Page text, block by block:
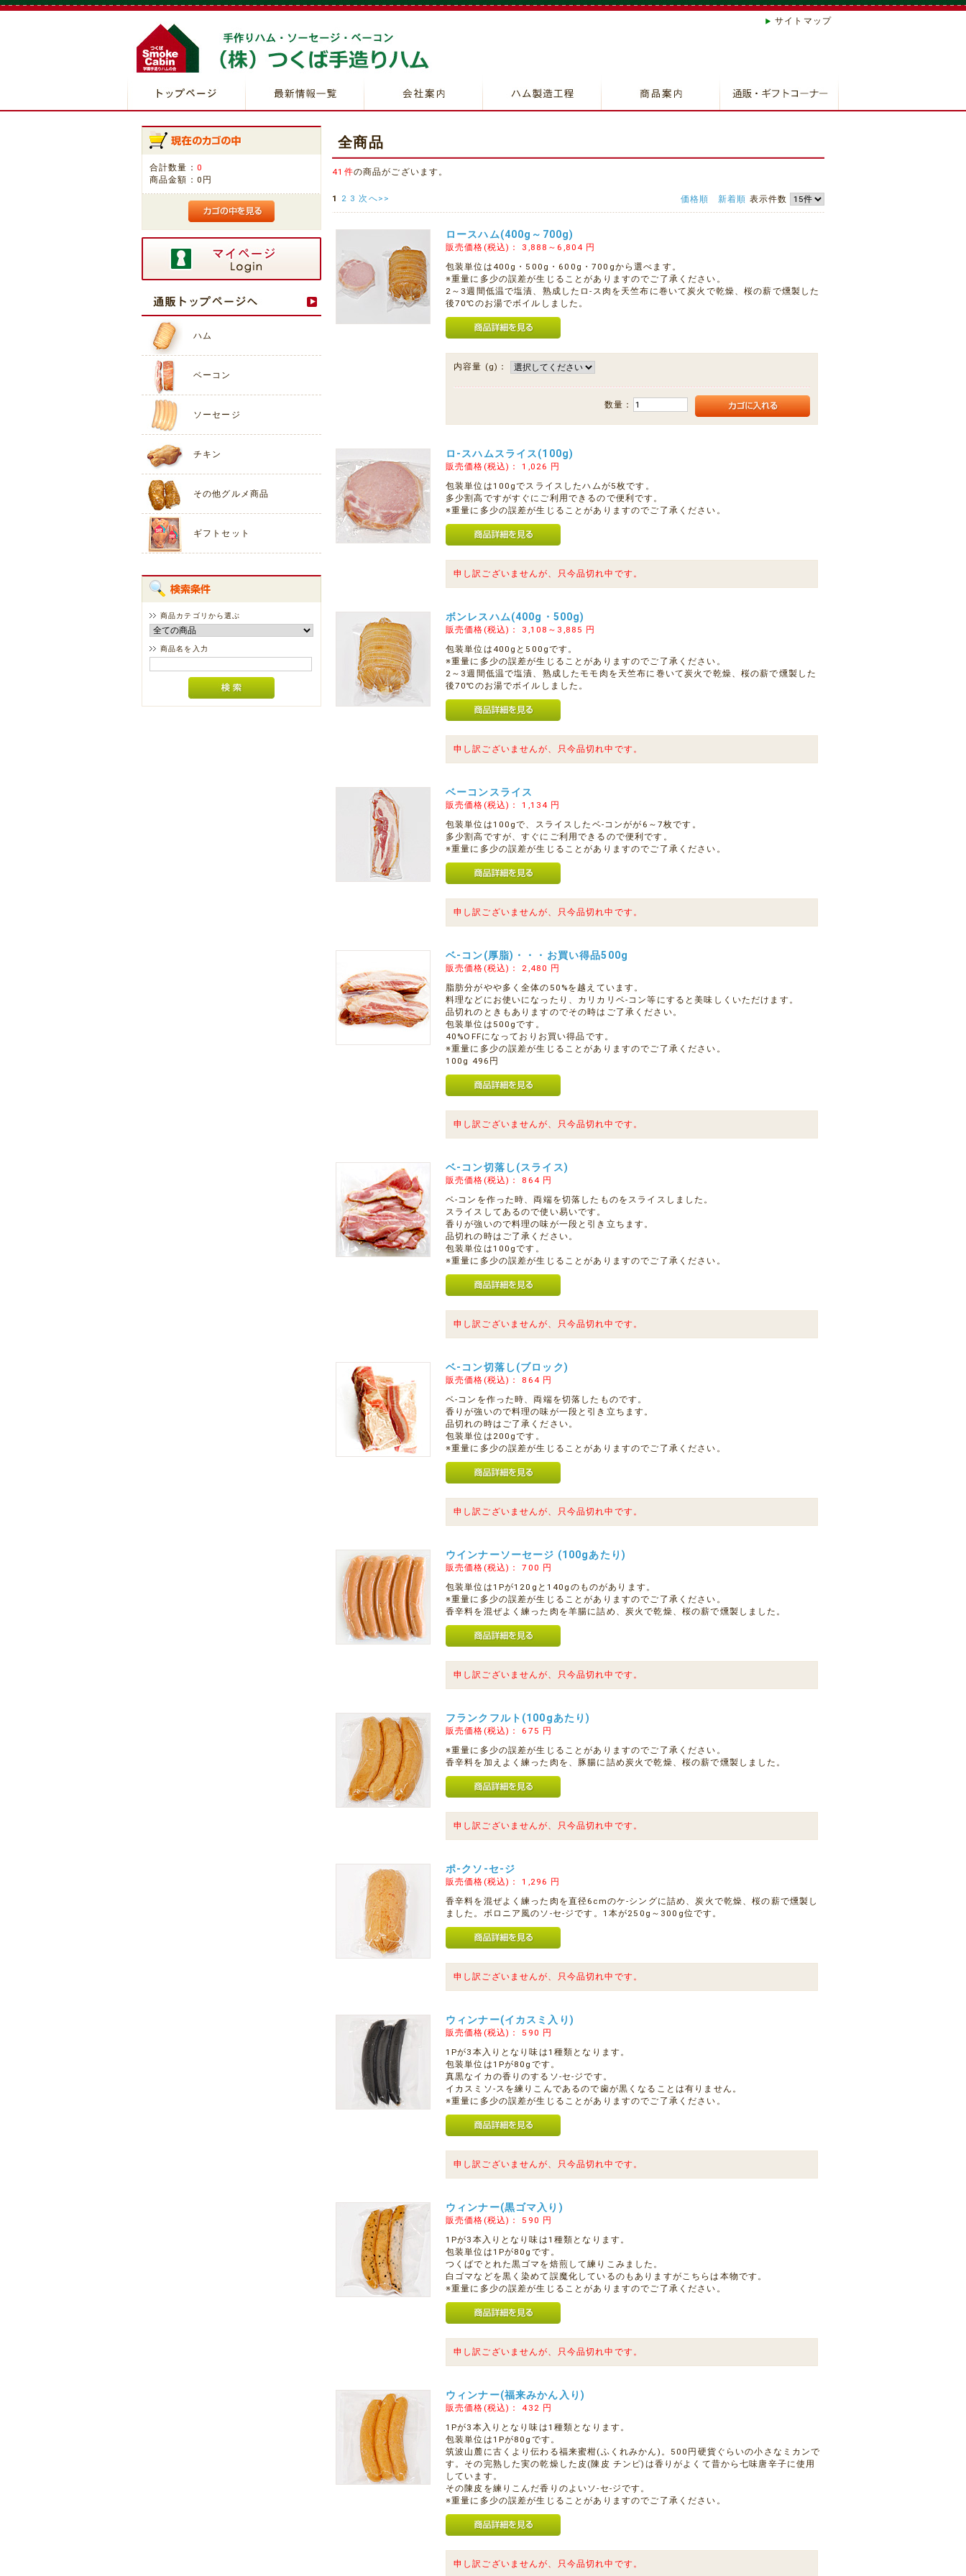
サイトマップ
合計数量： 0
商品金額： 0円
ハム
ベーコン
ソーセージ
チキン
その他グルメ商品
ギフトセット
商品カテゴリから選ぶ
商品名を入力
全商品
41件の商品がございます。
価格順 新着順 表示件数
1 2 3 次へ>>
ロースハム(400g～700g)
販売価格(税込)： 3,888～6,804 円
包装単位は400g・500g・600g・700gから選べます。
※重量に多少の誤差が生じることがありますのでご了承ください。
2～3週間低温で塩漬、熟成したロ-ス肉を天竺布に巻いて炭火で乾燥、桜の薪で燻製した
後70℃のお湯でボイルしました。
内容量 (g)：
数量：
ロ-スハムスライス(100g)
販売価格(税込)：1,026 円
包装単位は100gでスライスしたハムが5枚です。
多少割高ですがすぐにご利用できるので便利です。
※重量に多少の誤差が生じることがありますのでご了承ください。
申し訳ございませんが、只今品切れ中です。
ボンレスハム(400g・500g)
販売価格(税込)： 3,108～3,885 円
包装単位は400gと500gです。
※重量に多少の誤差が生じることがありますのでご了承ください。
2～3週間低温で塩漬、熟成したモモ肉を天竺布に巻いて炭火で乾燥、桜の薪で燻製した
後70℃のお湯でボイルしました。
申し訳ございませんが、只今品切れ中です。
ベーコンスライス
販売価格(税込)：1,134 円
包装単位は100gで、スライスしたベ-コンがが6～7枚です。
多少割高ですが、すぐにご利用できるので便利です。
※重量に多少の誤差が生じることがありますのでご了承ください。
申し訳ございませんが、只今品切れ中です。
ベ-コン(厚脂)・・・お買い得品500g
販売価格(税込)： 2,480 円
脂肪分がやや多く全体の50%を越えています。
料理などにお使いになったり、カリカリベ-コン等にすると美味しくいただけます。
品切れのときもありますのでその時はご了承ください。
包装単位は500gです。
40%OFFになっておりお買い得品です。
※重量に多少の誤差が生じることがありますのでご了承ください。
100g 496円
申し訳ございませんが、只今品切れ中です。
ベ-コン切落し(スライス)
販売価格(税込)： 864 円
ベ-コンを作った時、両端を切落したものをスライスしました。
スライスしてあるので使い易いです。
香りが強いので料理の味が一段と引き立ちます。
品切れの時はご了承ください。
包装単位は100gです。
※重量に多少の誤差が生じることがありますのでご了承ください。
申し訳ございませんが、只今品切れ中です。
ベ-コン切落し(ブロック)
販売価格(税込)： 864 円
ベ-コンを作った時、両端を切落したものです。
香りが強いので料理の味が一段と引き立ちます。
品切れの時はご了承ください。
包装単位は200gです。
※重量に多少の誤差が生じることがありますのでご了承ください。
申し訳ございませんが、只今品切れ中です。
ウインナーソーセージ (100gあたり)
販売価格(税込)：700 円
包装単位は1Pが120gと140gのものがあります。
※重量に多少の誤差が生じることがありますのでご了承ください。
香辛料を混ぜよく練った肉を羊腸に詰め、炭火で乾燥、桜の薪で燻製しました。
申し訳ございませんが、只今品切れ中です。
フランクフルト(100gあたり)
販売価格(税込)：675 円
※重量に多少の誤差が生じることがありますのでご了承ください。
香辛料を加えよく練った肉を、豚腸に詰め炭火で乾燥、桜の薪で燻製しました。
申し訳ございませんが、只今品切れ中です。
ポ-クソ-セ-ジ
販売価格(税込)：1,296 円
香辛料を混ぜよく練った肉を直径6cmのケ-シングに詰め、炭火で乾燥、桜の薪で燻製し
ました。ボロニア風のソ-セ-ジです。1本が250g～300g位です。
申し訳ございませんが、只今品切れ中です。
ウィンナー(イカスミ入り)
販売価格(税込)： 590 円
1Pが3本入りとなり味は1種類となります。
包装単位は1Pが80gです。
真黒なイカの香りのするソ-セ-ジです。
イカスミソ-スを練りこんであるので歯が黒くなることは有りません。
※重量に多少の誤差が生じることがありますのでご了承ください。
申し訳ございませんが、只今品切れ中です。
ウィンナー(黒ゴマ入り)
販売価格(税込)： 590 円
1Pが3本入りとなり味は1種類となります。
包装単位は1Pが80gです。
つくばでとれた黒ゴマを焙煎して練りこみました。
白ゴマなどを黒く染めて誤魔化しているのもありますがこちらは本物です。
※重量に多少の誤差が生じることがありますのでご了承ください。
申し訳ございませんが、只今品切れ中です。
ウィンナー(福来みかん入り)
販売価格(税込)： 432 円
1Pが3本入りとなり味は1種類となります。
包装単位は1Pが80gです。
筑波山麓に古くより伝わる福来蜜柑(ふくれみかん)。500円硬貨ぐらいの小さなミカンで
す。その完熟した実の乾燥した皮(陳皮 チンピ)は香りがよくて昔から七味唐辛子に使用
しています。
その陳皮を練りこんだ香りのよいソ-セ-ジです。
※重量に多少の誤差が生じることがありますのでご了承ください。
申し訳ございませんが、只今品切れ中です。